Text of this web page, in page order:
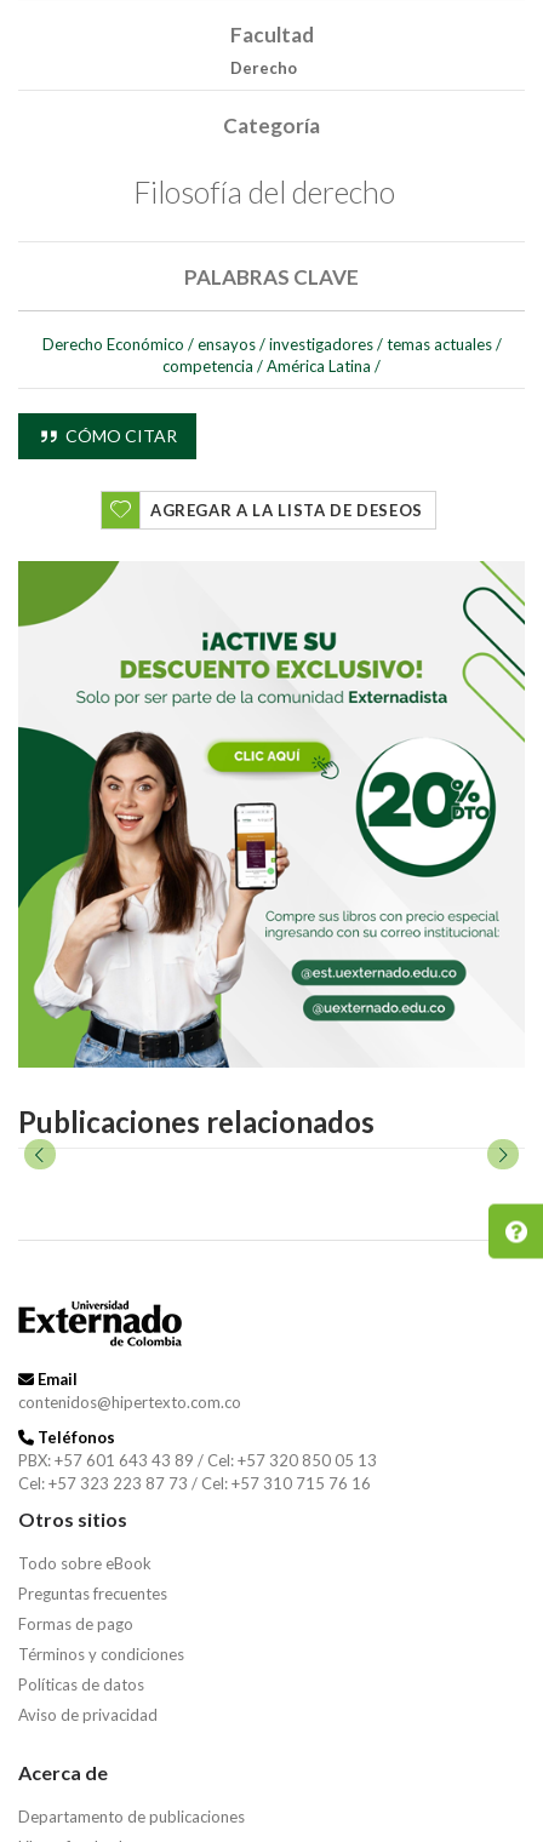
Buscar
Facultad
Derecho
Categoría
Filosofía del derecho
PALABRAS CLAVE
Derecho Económico / ensayos / investigadores / temas actuales /
competencia /América Latina /
CÓMO CITAR
AGREGAR A LA LISTA DE DESEOS
Publicaciones relacionados
Email
contenidos@hipertexto.com.co
Teléfonos
PBX: +57 601 643 43 89 / Cel: +57 320 850 05 13
Cel: +57 323 223 87 73 / Cel: +57 310 715 76 16
Otros sitios
Todo sobre eBook
Preguntas frecuentes
Formas de pago
Términos y condiciones
Políticas de datos
Aviso de privacidad
Acerca de
Departamento de publicaciones